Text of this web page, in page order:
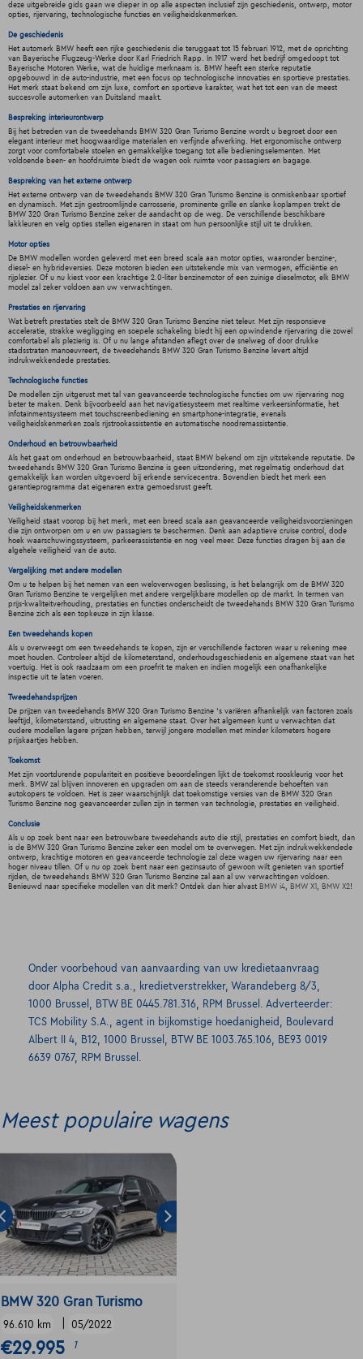
deze uitgebreide gids gaan we dieper in op alle aspecten inclusief zijn geschiedenis, ontwerp, motor
opties, rijervaring, technologische functies en veiligheidskenmerken.
De geschiedenis
Het automerk BMW heeft een rijke geschiedenis die teruggaat tot 15 februari 1912, met de oprichting
van Bayerische Flugzeug-Werke door Karl Friedrich Rapp. In 1917 werd het bedrijf omgedoopt tot
Bayerische Motoren Werke, wat de huidige merknaam is. BMW heeft een sterke reputatie
opgebouwd in de auto-industrie, met een focus op technologische innovaties en sportieve prestaties.
Het merk staat bekend om zijn luxe, comfort en sportieve karakter, wat het tot een van de meest
succesvolle automerken van Duitsland maakt.
Bespreking interieurontwerp
Bij het betreden van de tweedehands BMW 320 Gran Turismo Benzine wordt u begroet door een
elegant interieur met hoogwaardige materialen en verfijnde afwerking. Het ergonomische ontwerp
zorgt voor comfortabele stoelen en gemakkelijke toegang tot alle bedieningselementen. Met
voldoende been- en hoofdruimte biedt de wagen ook ruimte voor passagiers en bagage.
Bespreking van het externe ontwerp
Het externe ontwerp van de tweedehands BMW 320 Gran Turismo Benzine is onmiskenbaar sportief
en dynamisch. Met zijn gestroomlijnde carrosserie, prominente grille en slanke koplampen trekt de
BMW 320 Gran Turismo Benzine zeker de aandacht op de weg. De verschillende beschikbare
lakkleuren en velg opties stellen eigenaren in staat om hun persoonlijke stijl uit te drukken.
Motor opties
De BMW modellen worden geleverd met een breed scala aan motor opties, waaronder benzine-,
diesel- en hybrideversies. Deze motoren bieden een uitstekende mix van vermogen, efficiëntie en
rijplezier. Of u nu kiest voor een krachtige 2.0-liter benzinemotor of een zuinige dieselmotor, elk BMW
model zal zeker voldoen aan uw verwachtingen.
Prestaties en rijervaring
Wat betreft prestaties stelt de BMW 320 Gran Turismo Benzine niet teleur. Met zijn responsieve
acceleratie, strakke wegligging en soepele schakeling biedt hij een opwindende rijervaring die zowel
comfortabel als plezierig is. Of u nu lange afstanden aflegt over de snelweg of door drukke
stadsstraten manoeuvreert, de tweedehands BMW 320 Gran Turismo Benzine levert altijd
indrukwekkendede prestaties.
Technologische functies
De modellen zijn uitgerust met tal van geavanceerde technologische functies om uw rijervaring nog
beter te maken. Denk bijvoorbeeld aan het navigatiesysteem met realtime verkeersinformatie, het
infotainmentsysteem met touchscreenbediening en smartphone-integratie, evenals
veiligheidskenmerken zoals rijstrookassistentie en automatische noodremassistentie.
Onderhoud en betrouwbaarheid
Als het gaat om onderhoud en betrouwbaarheid, staat BMW bekend om zijn uitstekende reputatie. De
tweedehands BMW 320 Gran Turismo Benzine is geen uitzondering, met regelmatig onderhoud dat
gemakkelijk kan worden uitgevoerd bij erkende servicecentra. Bovendien biedt het merk een
garantieprogramma dat eigenaren extra gemoedsrust geeft.
Veiligheidskenmerken
Veiligheid staat voorop bij het merk, met een breed scala aan geavanceerde veiligheidsvoorzieningen
die zijn ontworpen om u en uw passagiers te beschermen. Denk aan adaptieve cruise control, dode
hoek waarschuwingssysteem, parkeerassistentie en nog veel meer. Deze functies dragen bij aan de
algehele veiligheid van de auto.
Vergelijking met andere modellen
Om u te helpen bij het nemen van een weloverwogen beslissing, is het belangrijk om de BMW 320
Gran Turismo Benzine te vergelijken met andere vergelijkbare modellen op de markt. In termen van
prijs-kwaliteitverhouding, prestaties en functies onderscheidt de tweedehands BMW 320 Gran Turismo
Benzine zich als een topkeuze in zijn klasse.
Een tweedehands kopen
Als u overweegt om een tweedehands te kopen, zijn er verschillende factoren waar u rekening mee
moet houden. Controleer altijd de kilometerstand, onderhoudsgeschiedenis en algemene staat van het
voertuig. Het is ook raadzaam om een proefrit te maken en indien mogelijk een onafhankelijke
inspectie uit te laten voeren.
Tweedehandsprijzen
De prijzen van tweedehands BMW 320 Gran Turismo Benzine 's variëren afhankelijk van factoren zoals
leeftijd, kilometerstand, uitrusting en algemene staat. Over het algemeen kunt u verwachten dat
oudere modellen lagere prijzen hebben, terwijl jongere modellen met minder kilometers hogere
prijskaartjes hebben.
Toekomst
Met zijn voortdurende populariteit en positieve beoordelingen lijkt de toekomst rooskleurig voor het
merk. BMW zal blijven innoveren en upgraden om aan de steeds veranderende behoeften van
autokopers te voldoen. Het is zeer waarschijnlijk dat toekomstige versies van de BMW 320 Gran
Turismo Benzine nog geavanceerder zullen zijn in termen van technologie, prestaties en veiligheid.
Conclusie
Als u op zoek bent naar een betrouwbare tweedehands auto die stijl, prestaties en comfort biedt, dan
is de BMW 320 Gran Turismo Benzine zeker een model om te overwegen. Met zijn indrukwekkendede
ontwerp, krachtige motoren en geavanceerde technologie zal deze wagen uw rijervaring naar een
hoger niveau tillen. Of u nu op zoek bent naar een gezinsauto of gewoon wilt genieten van sportief
rijden, de tweedehands BMW 320 Gran Turismo Benzine zal aan al uw verwachtingen voldoen.
Benieuwd naar specifieke modellen van dit merk? Ontdek dan hier alvast BMW i4, BMW X1 , BMW X2!
Onder voorbehoud van aanvaarding van uw kredietaanvraag
door Alpha Credit s.a., kredietverstrekker, Warandeberg 8/3,
1000 Brussel, BTW BE 0445.781.316, RPM Brussel. Adverteerder:
TCS Mobility S.A., agent in bijkomstige hoedanigheid, Boulevard
Albert II 4, B12, 1000 Brussel, BTW BE 1003.765.106, BE93 0019
6639 0767, RPM Brussel.
Meest populaire wagens
BMW 320 Gran Turismo
96.610 km 05/2022
€29.995 1